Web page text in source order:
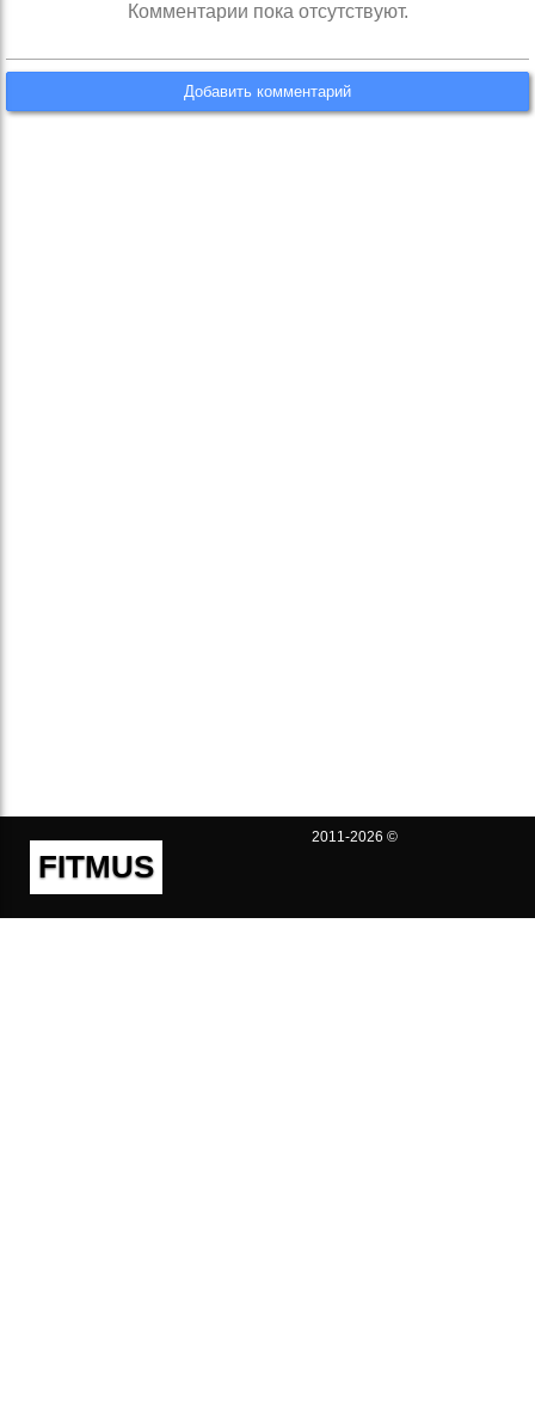
Комментарии пока отсутствуют.
Добавить комментарий
FITMUS
2011-2026 ©